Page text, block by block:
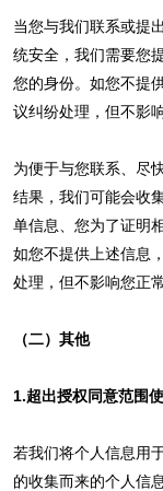
当您与我们联系或提
统安全，我们需要您
您的身份。如您不提
议纠纷处理，但不影
为便于与您联系、尽
结果，我们可能会收
单信息、您为了证明
如您不提供上述信息
处理，但不影响您正
（二）其他
1.超出授权同意范围
若我们将个人信息用
的收集而来的个人信